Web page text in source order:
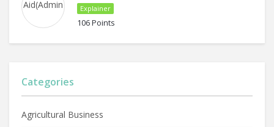
Explainer
106 Points
Categories
Agricultural Business